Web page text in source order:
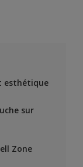
esthétique
sur
Zone